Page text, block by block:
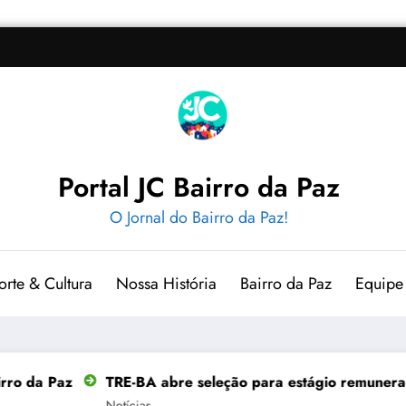
Portal JC Bairro da Paz
O Jornal do Bairro da Paz!
& Cultura Nossa História Bairro da Paz
estágio remunerado em Salvador com bolsa de R$